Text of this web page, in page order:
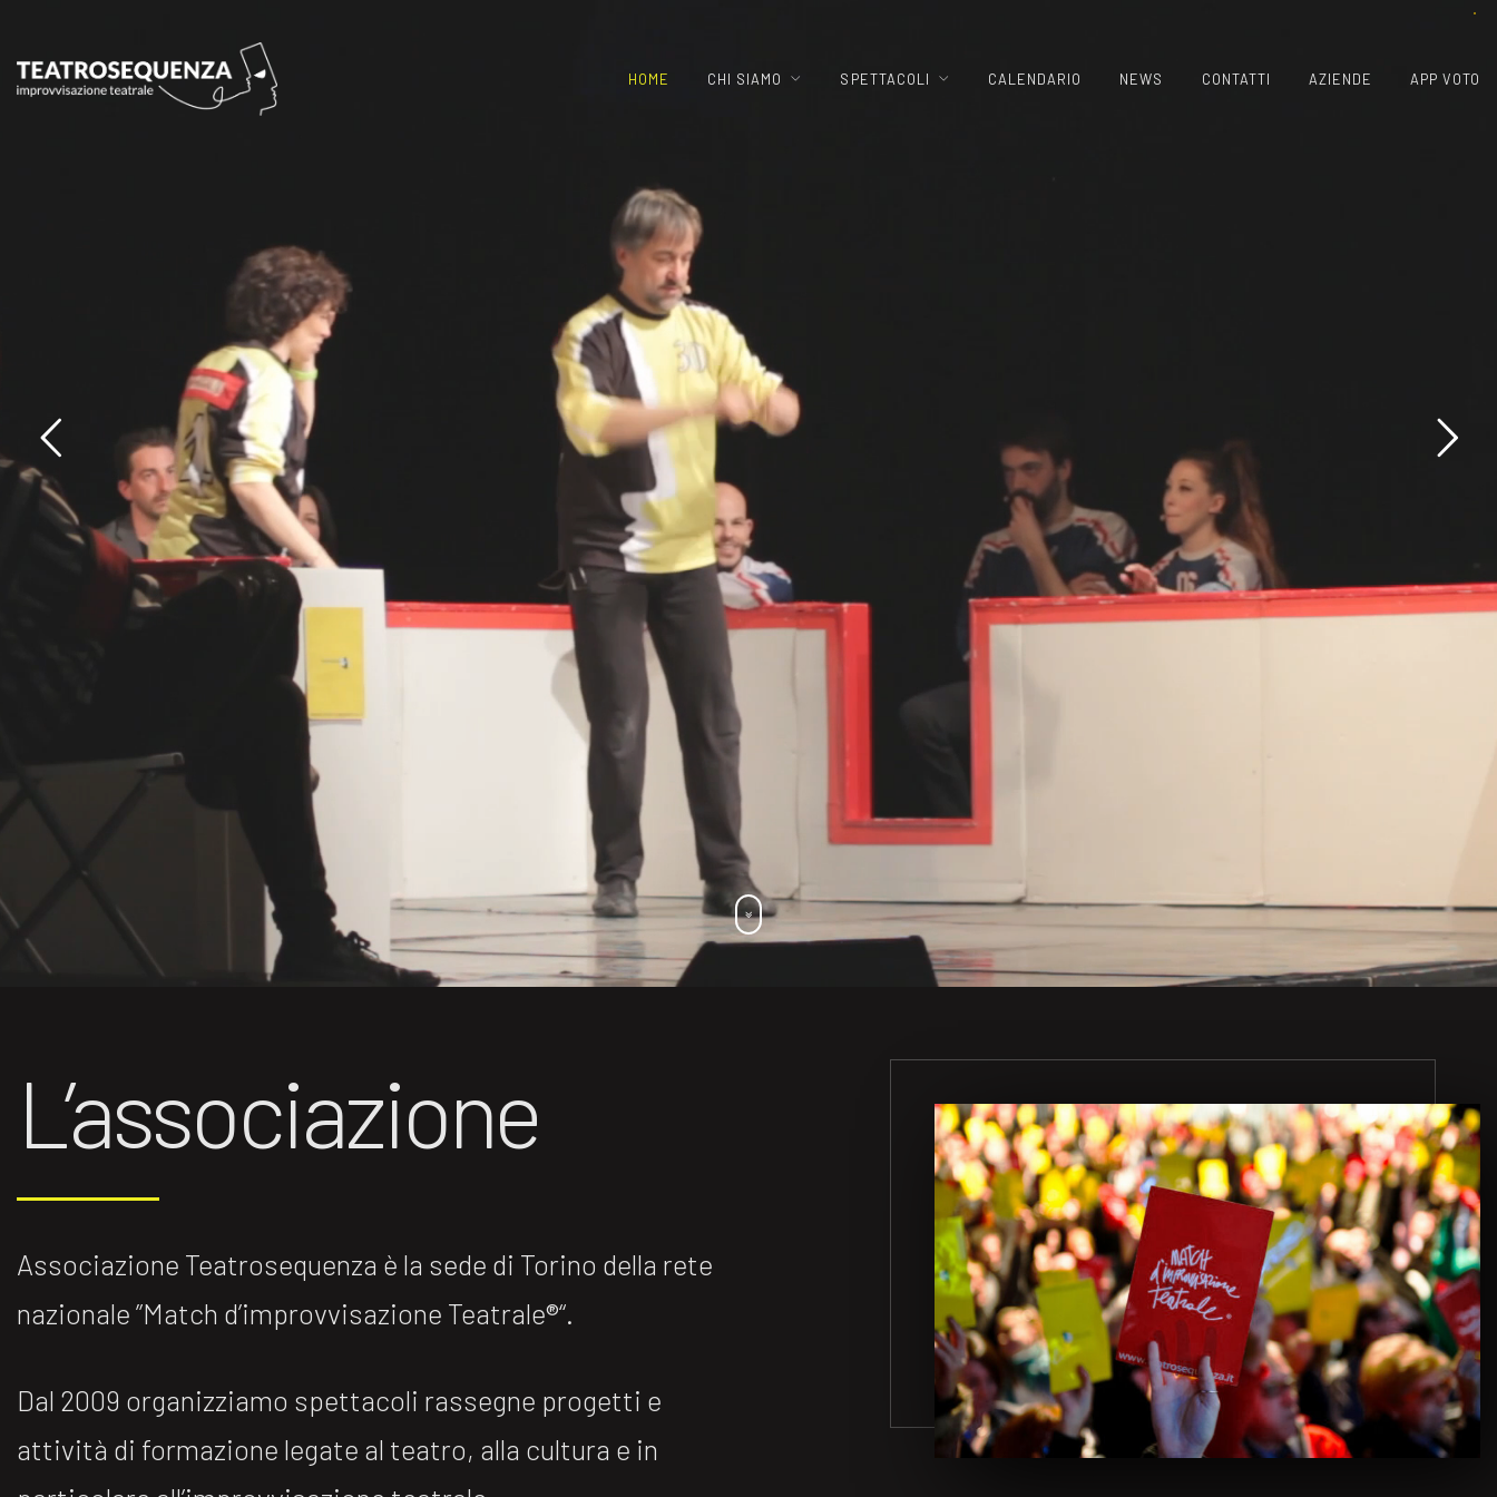
HOME CHI SIAMO SPETTACOLI CALENDARIO NEWS CONTATTI AZIENDE APP VOTO
L’associazione
Associazione Teatrosequenza è la sede di Torino della rete
nazionale ”Match d’improvvisazione Teatrale®️“.
Dal 2009 organizziamo spettacoli rassegne progetti e
attività di formazione legate al teatro, alla cultura e in